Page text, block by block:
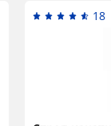
18